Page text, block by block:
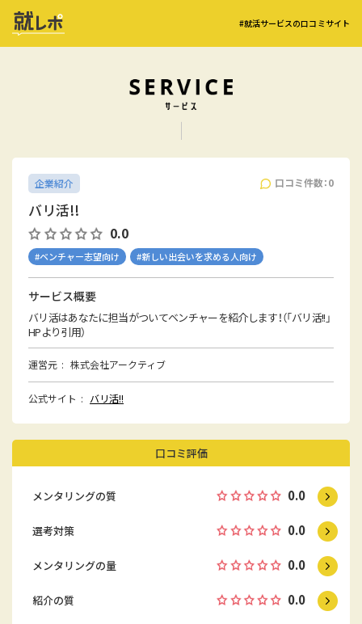
#就活サービスの口コミサイト
口コミ件数：0
企業紹介
バリ活!!
0.0
#ベンチャー志望向け #新しい出会いを求める人向け
サービス概要
バリ活はあなたに担当がついてベンチャーを紹介します！（「バリ活!!」
HPより引用）
運営元 株式会社アークティブ
公式サイト バリ活!!
口コミ評価
メンタリングの質 0.0
選考対策 0.0
メンタリングの量 0.0
紹介の質 0.0